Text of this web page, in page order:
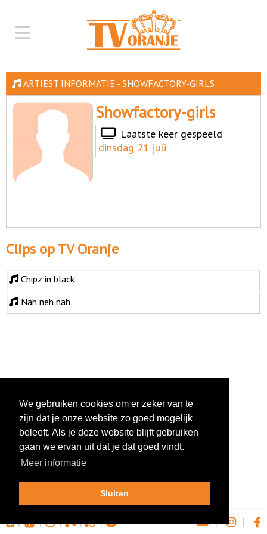
ARTIEST INFORMATIE - SHOWFACTORY-GIRLS
Showfactory-girls
Laatste keer gespeeld
dinsdag 21 juli
Clips op TV Oranje
Chipz in black
Nah neh nah
| | | | | | |
We gebruiken cookies om er zeker van te
zijn dat je onze website zo goed mogelijk
beleeft. Als je deze website blijft gebruiken
gaan we ervan uit dat je dat goed vindt.
Meer informatie
Sluiten